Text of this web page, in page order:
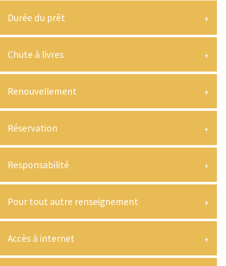
Durée du prêt
Chute à livres
Renouvellement
Réservation
Responsabilité
Pour tout autre renseignement
Accès à internet